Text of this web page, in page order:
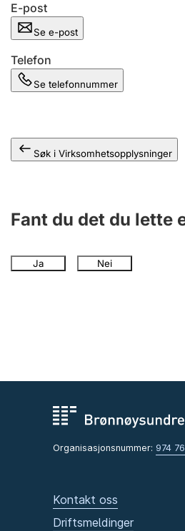
E-post
Se e-post
Telefon
Se telefonnummer
Søk i Virksomhetsopplysninger
Fant du det du lette
Ja Nei
Organisasjonsnummer: 974
Kontakt oss
Driftsmeldinger